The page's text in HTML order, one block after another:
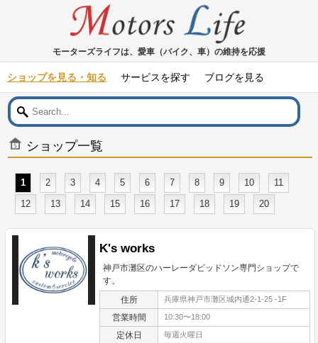
モーターズライフは、愛車（バイク、車）の維持を応援
ショップを見る・知る サービスを探す ブログを見る
ショップ一覧
1 2 3 4 5 6 7 8 9 10
11
12
13 14 15 16 17 18 19 20
K's works
神戸市灘区のハーレーダビッドソン専門ショップで
す。
住所 兵庫県神戸市灘区城内通2-1-25 -1F
営業時間 10:30〜18:00
定休日 毎週火曜日